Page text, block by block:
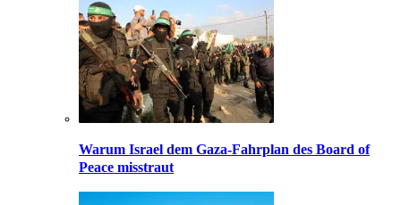
Warum Israel dem Gaza-Fahrplan des Board of
Peace misstraut